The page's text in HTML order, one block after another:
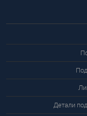
Детали